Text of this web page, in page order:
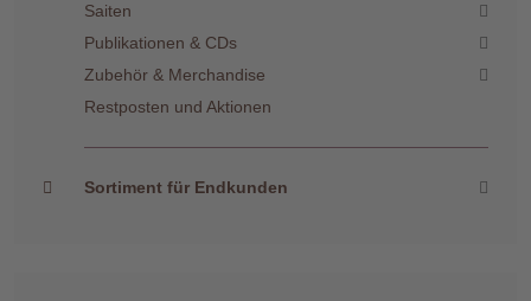
Saiten
Publikationen & CDs
Zubehör & Merchandise
Restposten und Aktionen
Sortiment für Endkunden